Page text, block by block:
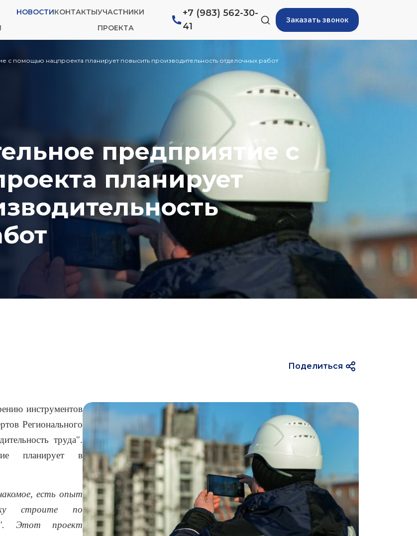
Заказать звонок
+7 (983) 562-30-
41
НОВОСТИКОНТАКТЫУЧАСТНИКИ
ПРОЕКТА
с помощью нацпроекта планирует повысить производительность отделочных работ
предприятие с
планирует
Поделиться
инструментов
Регионального
труда".
планирует в
есть опыт
строите по
Этот проект